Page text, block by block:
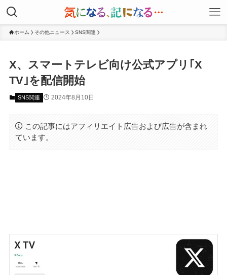
ホーム その他ニュース SNS関連
X、スマートテレビ向け公式アプリ｢X
TV｣を配信開始
SNS関連 2024年8月10日
この記事にはアフィリエイト広告および広告が含まれ
ています。